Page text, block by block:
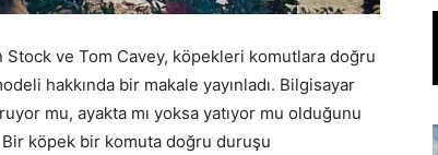
Stock ve Tom Cavey, köpekleri komutlara doğru
hakkında bir makale yayınladı. Bilgisayar
mu, ayakta mı yoksa yatıyor mu olduğunu
Bir köpek bir komuta doğru duruşu